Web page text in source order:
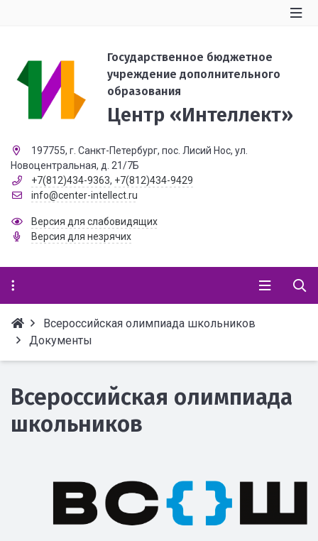
Государственное бюджетное
учреждение дополнительного
образования
Центр «Интеллект»
197755, г. Санкт-Петербург, пос. Лисий Нос, ул.
Новоцентральная, д. 21/7Б
+7(812)434-9363, +7(812)434-9429
info@center-intellect.ru
Версия для слабовидящих
Версия для незрячих
Всероссийская олимпиада школьников
Документы
Всероссийская олимпиада
школьников